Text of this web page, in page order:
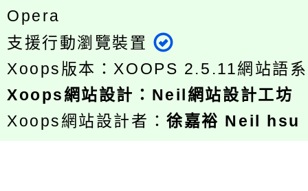
Opera
支援行動瀏覽裝置
Xoops版本：XOOPS 2.5.11網站語
Xoops網站設計 ： Neil網站設計工坊
Xoops網站設計者：徐嘉裕 Neil hsu